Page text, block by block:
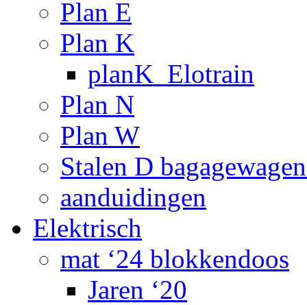
Plan E
Plan K
planK_Elotrain
Plan N
Plan W
Stalen D
aanduidingen
Elektrisch
mat ‘24 blokkendoos
Jaren ‘20